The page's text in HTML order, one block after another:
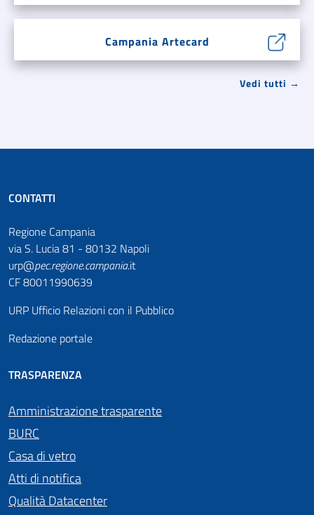
Campania Artecard
Vedi tutti →
CONTATTI
Regione Campania
via S. Lucia 81 - 80132 Napoli
urp@pec.regione.campania.it
CF 80011990639
URP Ufficio Relazioni con il Pubblico
Redazione portale
TRASPARENZA
Amministrazione trasparente
BURC
Casa di vetro
Atti di notifica
Qualità Datacenter